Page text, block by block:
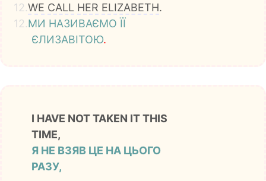
12.WE CALL HER ELIZABETH.
12.МИ НАЗИВАЄМО ЇЇ
ЄЛИЗАВІТОЮ.
I HAVE NOT TAKEN IT THIS
TIME,
Я НЕ ВЗЯВ ЦЕ НА ЦЬОГО
РАЗУ,